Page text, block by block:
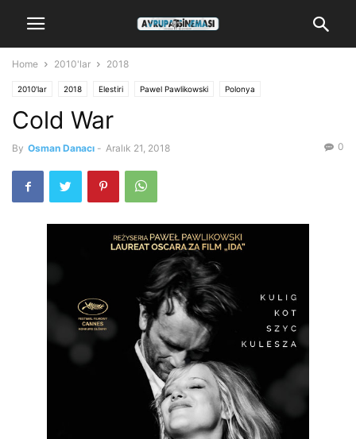
Home 2010'lar 2018
2010'lar 2018 Elestiri Pawel Pawlikowski Polonya
Cold War
By Osman Danacı - Aralık 21, 2018 0